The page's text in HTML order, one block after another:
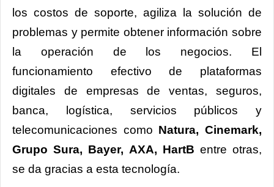
los costos de soporte, agiliza la solución de
problemas y permite obtener información sobre
la operación de los negocios. El
funcionamiento efectivo de plataformas
digitales de empresas de ventas, seguros,
banca, logística, servicios públicos y
telecomunicaciones como Natura, Cinemark,
Grupo Sura, Bayer, AXA, HartB entre otras,
se da gracias a esta tecnología.